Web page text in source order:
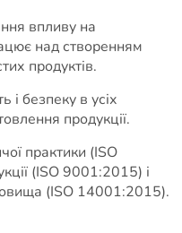
впливу на
над створенням
продуктів.
і безпеку в усіх
продукції.
практики (ISO
(ISO 9001:2015) і
(ISO 14001:2015).